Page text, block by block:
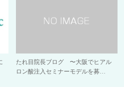
たれ目院長ブログ 〜大阪でヒアル
ロン酸注入セミナーモデルを募…